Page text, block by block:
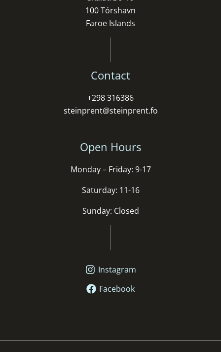
100 Tórshavn
Faroe Islands
Contact
+298 316386
steinprent@steinprent.fo
Open Hours
Monday – Friday: 9-17
Saturday: 11-16
Sunday: Closed
Instagram
Facebook